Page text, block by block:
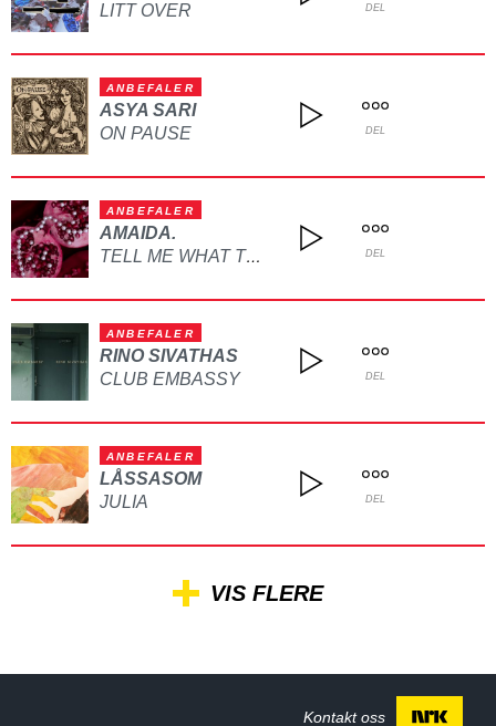
LITT OVER
DEL
ANBEFALER
ASYA SARI
ON PAUSE
DEL
ANBEFALER
AMAIDA.
TELL ME WHAT TO DO DEL
ANBEFALER
RINO SIVATHAS
CLUB EMBASSY
DEL
ANBEFALER
LÅSSASOM
JULIA
DEL
VIS FLERE
Kontakt oss